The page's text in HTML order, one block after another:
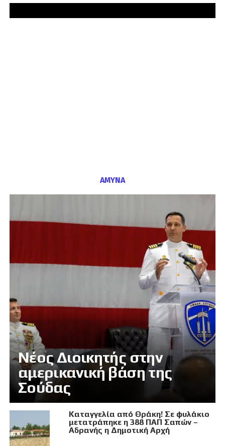
ΑΜΥΝΑ
Νέος Διοικητής στην
αμερικανική βάση της
Σούδας
Καταγγελία από Θράκη! Σε φυλάκιο
μετατράπηκε η 388 ΠΑΠ Σαπών –
Αδρανής η Δημοτική Αρχή